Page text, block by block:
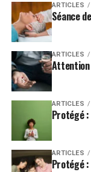
ARTICLES
Séance
ARTICLES
Attention
ARTICLES
Protégé
ARTICLES
Protégé :